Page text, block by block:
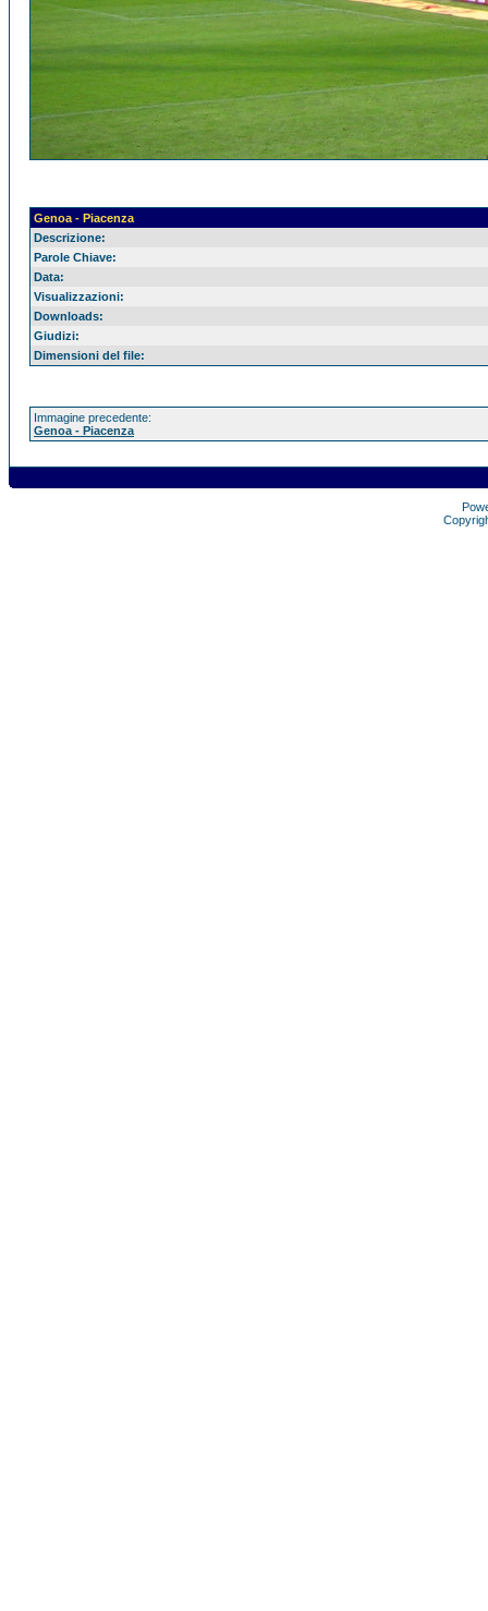
Genoa - Piacenza
Descrizione:
Parole Chiave:
Data:
Visualizzazioni:
Downloads:
Giudizi:
Dimensioni del file:
Immagine precedente:
Genoa - Piacenza